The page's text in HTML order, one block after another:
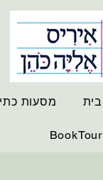
בית מסעות
BookTour